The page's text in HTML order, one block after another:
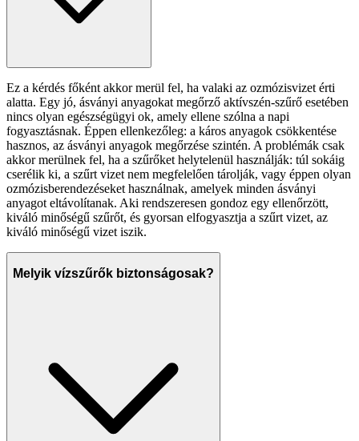
Ez a kérdés főként akkor merül fel, ha valaki az ozmózisvizet érti
alatta. Egy jó, ásványi anyagokat megőrző aktívszén-szűrő esetében
nincs olyan egészségügyi ok, amely ellene szólna a napi
fogyasztásnak. Éppen ellenkezőleg: a káros anyagok csökkentése
hasznos, az ásványi anyagok megőrzése szintén. A problémák csak
akkor merülnek fel, ha a szűrőket helytelenül használják: túl sokáig
cserélik ki, a szűrt vizet nem megfelelően tárolják, vagy éppen olyan
ozmózisberendezéseket használnak, amelyek minden ásványi
anyagot eltávolítanak. Aki rendszeresen gondoz egy ellenőrzött,
kiváló minőségű szűrőt, és gyorsan elfogyasztja a szűrt vizet, az
kiváló minőségű vizet iszik.
Melyik vízszűrők biztonságosak?